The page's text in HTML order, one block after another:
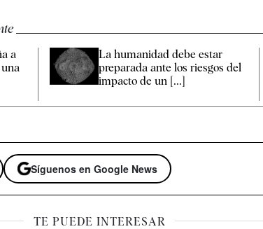
a
La humanidad debe estar
preparada ante los riesgos del
impacto de un [...]
Síguenos en Google News
TE PUEDE INTERESAR